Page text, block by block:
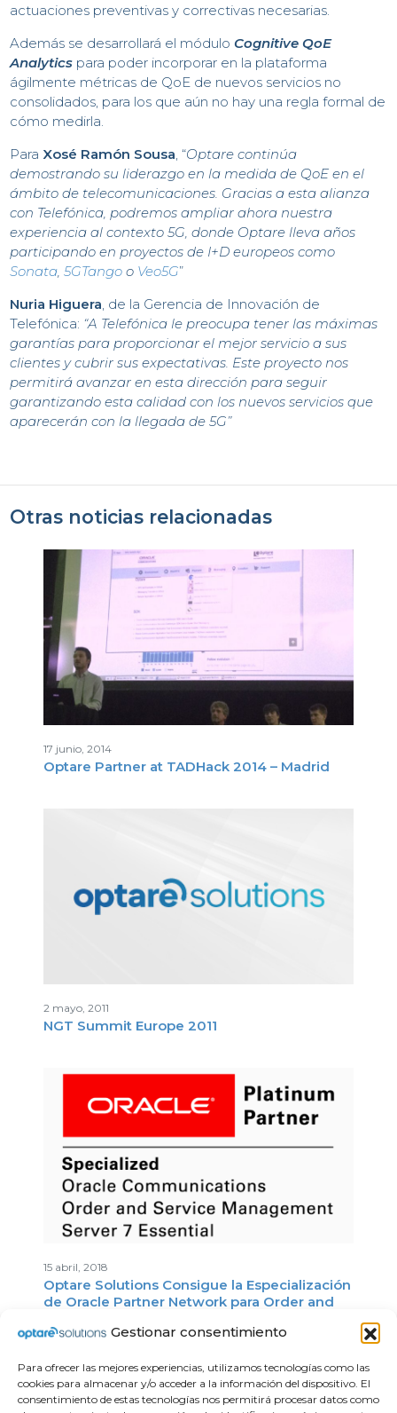
Gestionar consentimiento
Para ofrecer las mejores experiencias, utilizamos tecnologías como las
cookies para almacenar y/o acceder a la información del dispositivo. El
consentimiento de estas tecnologías nos permitirá procesar datos como
actuaciones preventivas y correctivas necesarias.
Además se desarrollará el móduloCognitive QoE
Analytics para poder incorporar en la plataforma
ágilmente métricas de QoE de nuevos servicios no
consolidados, para los que aún no hay una regla formal de
cómo medirla.
Para Xosé Ramón Sousa , “Optare continúa
demostrando su liderazgo en la medida de QoE en el
ámbito de telecomunicaciones. Gracias a esta alianza
con Telefónica, podremos ampliar ahora nuestra
experiencia al contexto 5G, donde Optare lleva años
participando en proyectos de I+D europeos como
Sonata ,5GTango o Veo5G”
Nuria Higuera , de la Gerencia de Innovación de
Telefónica: “A Telefónica le preocupa tener las máximas
garantías para proporcionar el mejor servicio a sus
clientes y cubrir sus expectativas. Este proyecto nos
permitirá avanzar en esta dirección para seguir
garantizando esta calidad con los nuevos servicios que
aparecerán con la llegada de 5G”
Otras noticias relacionadas
17 junio, 2014
Optare Partner at TADHack 2014 – Madrid
2 mayo, 2011
NGT Summit Europe 2011
15 abril, 2018
Optare Solutions Consigue la Especialización
de Oracle Partner Network para Order and